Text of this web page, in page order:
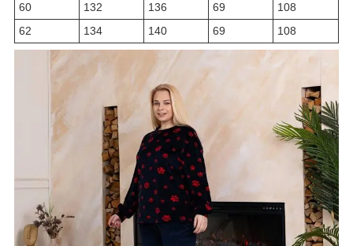
60
132 136 69
108
62
134 140 69 108